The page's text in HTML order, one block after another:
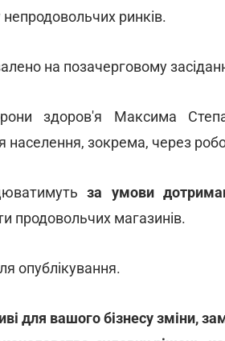
ринків.
на позачерговому
здоров'я Максима
населення, зокрема, через
за умови
продовольчих магазинів.
опублікування.
для вашого бізнесу зміни,